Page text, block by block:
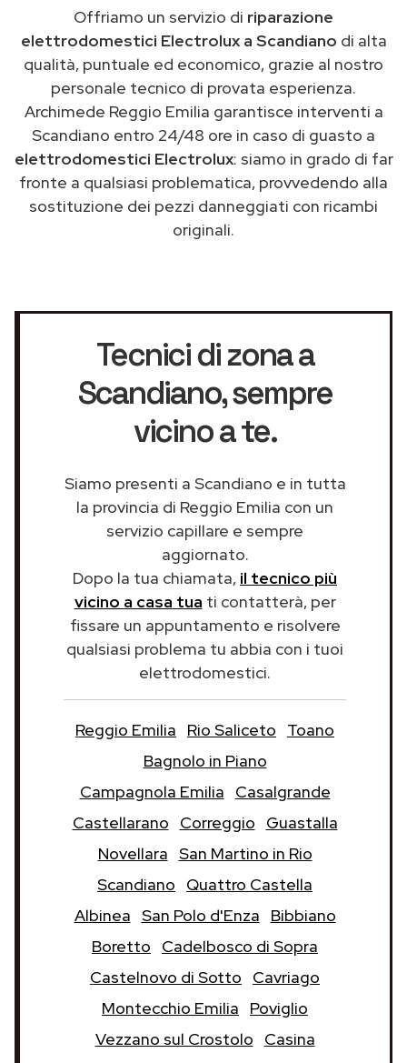
Offriamo un servizio di riparazione
elettrodomestici Electrolux a Scandiano di alta
qualità, puntuale ed economico, grazie al nostro
personale tecnico di provata esperienza.
Archimede Reggio Emilia garantisce interventi a
Scandiano entro 24/48 ore in caso di guasto a
elettrodomestici Electrolux: siamo in grado di far
fronte a qualsiasi problematica, provvedendo alla
sostituzione dei pezzi danneggiati con ricambi
originali.
Tecnici di zona a
Scandiano, sempre
vicino a te.
Siamo presenti a Scandiano e in tutta
la provincia di Reggio Emilia con un
servizio capillare e sempre
aggiornato.
Dopo la tua chiamata, il tecnico più
vicino a casa tua ti contatterà, per
fissare un appuntamento e risolvere
qualsiasi problema tu abbia con i tuoi
elettrodomestici.
Reggio Emilia Rio Saliceto
Toano
Bagnolo in Piano
Campagnola Emilia
Casalgrande
Castellarano
Correggio
Guastalla
Novellara San Martino in Rio
Scandiano
Quattro Castella
Albinea San Polo d'Enza
Bibbiano
Boretto
Cadelbosco di Sopra
Castelnovo di Sotto
Cavriago
Montecchio Emilia
Poviglio
Vezzano sul Crostolo
Casina